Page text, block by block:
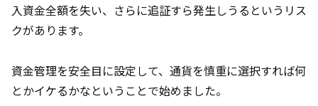
入資金全額を失い、さらに追証すら発生しうるというリス
クがあります。
資金管理を安全目に設定して、通貨を慎重に選択すれば何
とかイケるかなということで始めました。